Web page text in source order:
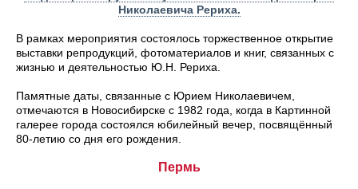
Николаевича Рериха.
В рамках мероприятия состоялось торжественное открытие
выставки репродукций, фотоматериалов и книг, связанных с
жизнью и деятельностью Ю.Н. Рериха.
Памятные даты, связанные с Юрием Николаевичем,
отмечаются в Новосибирске с 1982 года, когда в Картинной
галерее города состоялся юбилейный вечер, посвящённый
80-летию со дня его рождения.
Пермь